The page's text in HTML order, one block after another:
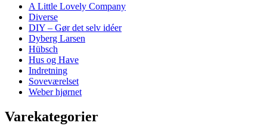
A Little Lovely Company
Diverse
DIY – Gør det selv idéer
Dyberg Larsen
Hübsch
Hus og Have
Indretning
Soveværelset
Weber hjørnet
Varekategorier